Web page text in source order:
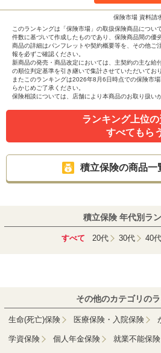
保険市場 資料請
このランキングは「保険市場」の取扱保険商品につい
件数に基づいて作成したものであり、保険商品間の優
商品の詳細はパンフレットや契約概要等を、その他ご
報を必ずご確認ください。
新商品の発売・商品改定においては、主契約の主な給
の順位判定基準を引き継いで集計させていただいてお
またこのランキングは2026年8月6日時点での保険市
らかじめご了承ください。
保険相談については、店舗により本商品のお取り扱い
ランキング上位
すべてもら
積立保険の商品一
積立保険 年代別ラ
すべて 20代 30代 40代
その他のカテゴリの
生命(死亡)保険 医療保険・入院保険
学資保険 個人年金保険 就業不能保険